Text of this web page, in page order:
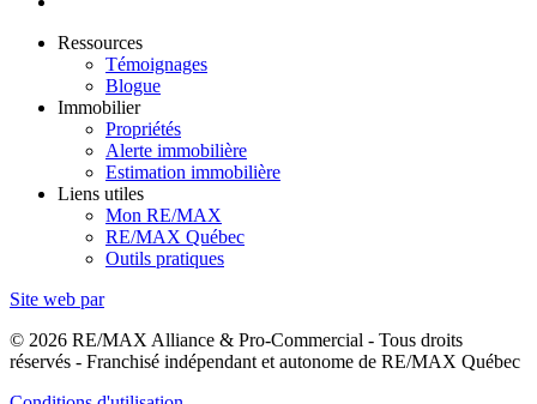
Ressources
Témoignages
Blogue
Immobilier
Propriétés
Alerte immobilière
Estimation immobilière
Liens utiles
Mon RE/MAX
RE/MAX Québec
Outils pratiques
Site web par
© 2026 RE/MAX Alliance & Pro-Commercial - Tous droits
réservés - Franchisé indépendant et autonome de RE/MAX Québec